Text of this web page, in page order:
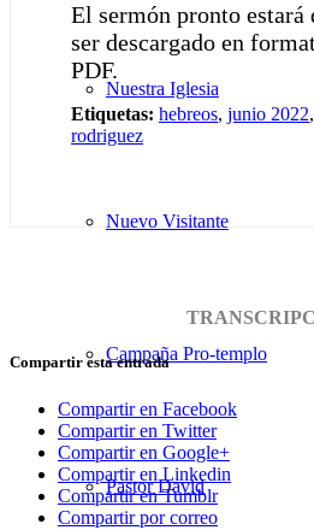
Nuestra Iglesia
Nuevo Visitante
Campaña Pro-templo
Pastor David
El sermón pronto estará
ser descargado en
PDF.
Etiquetas: hebreos, junio 2022,
rodriguez
Compartir esta entrada
Compartir en Facebook
Compartir en Twitter
Compartir en Google+
Compartir en Linkedin
Compartir en Tumblr
Compartir por correo